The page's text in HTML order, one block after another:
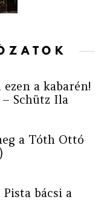
a kabarén!
Schütz Ila
a Tóth Ottó
Pista bácsi a